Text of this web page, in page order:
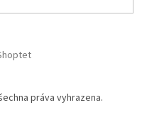
práva vyhrazena.